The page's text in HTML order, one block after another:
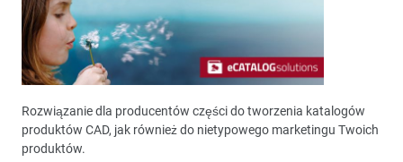
Rozwiązanie dla producentów części do tworzenia katalogów
produktów CAD, jak również do nietypowego marketingu Twoich
produktów.